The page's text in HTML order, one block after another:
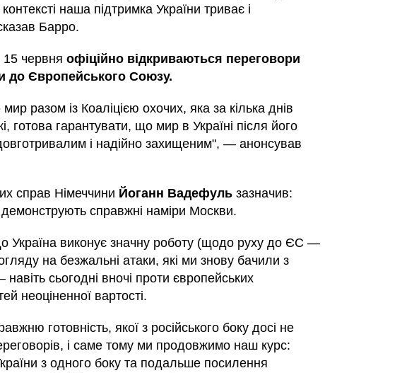
наша підтримка України триває і
Барро.
червня офіційно відкриваються переговори
до Європейського Союзу.
разом із Коаліцією охочих, яка за кілька днів
готова гарантувати, що мир в Україні після його
і надійно захищеним", — анонсував
справ Німеччини Йоганн Вадефуль зазначив:
демонструють справжні наміри Москви.
Україна виконує значну роботу (щодо руху до ЄС —
на безжальні атаки, які ми знову бачили з
навіть сьогодні вночі проти європейських
неоціненної вартості.
готовність, якої з російського боку досі не
і саме тому ми продовжимо наш курс:
з одного боку та подальше посилення